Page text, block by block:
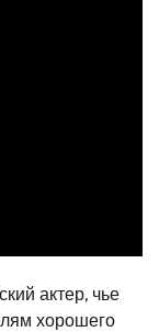
актер, чье
хорошего